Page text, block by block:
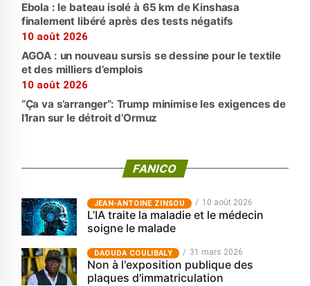
Ebola : le bateau isolé à 65 km de Kinshasa
finalement libéré après des tests négatifs
10 août 2026
AGOA : un nouveau sursis se dessine pour le textile
et des milliers d’emplois
10 août 2026
“Ça va s’arranger”: Trump minimise les exigences de
l’Iran sur le détroit d’Ormuz
FANICO
JEAN-ANTOINE ZINSOU 10 août 2026
L’IA traite la maladie et le médecin
soigne le malade
‎DAOUDA COULIBALY 31 mars 2026
Non à l'exposition publique des
plaques d'immatriculation